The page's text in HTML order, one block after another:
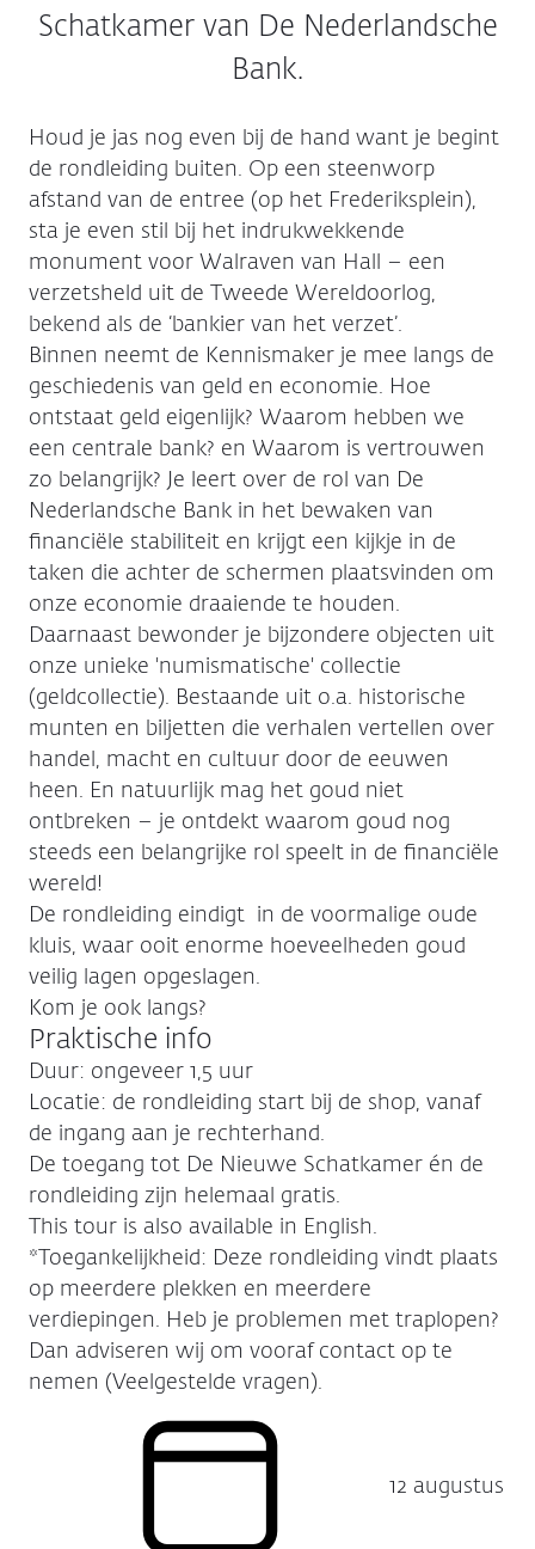
Schatkamer van De Nederlandsche
Bank.
Houd je jas nog even bij de hand want je begint
de rondleiding buiten. Op een steenworp
afstand van de entree (op het Frederiksplein),
sta je even stil bij het indrukwekkende
monument voor Walraven van Hall – een
verzetsheld uit de Tweede Wereldoorlog,
bekend als de ‘bankier van het verzet’.
Binnen neemt de Kennismaker je mee langs de
geschiedenis van geld en economie. Hoe
ontstaat geld eigenlijk? Waarom hebben we
een centrale bank? en Waarom is vertrouwen
zo belangrijk? Je leert over de rol van De
Nederlandsche Bank in het bewaken van
financiële stabiliteit en krijgt een kijkje in de
taken die achter de schermen plaatsvinden om
onze economie draaiende te houden.
Daarnaast bewonder je bijzondere objecten uit
onze unieke 'numismatische' collectie
(geldcollectie). Bestaande uit o.a. historische
munten en biljetten die verhalen vertellen over
handel, macht en cultuur door de eeuwen
heen. En natuurlijk mag het goud niet
ontbreken – je ontdekt waarom goud nog
steeds een belangrijke rol speelt in de financiële
wereld!
De rondleiding eindigt in de voormalige oude
kluis, waar ooit enorme hoeveelheden goud
veilig lagen opgeslagen.
Kom je ook langs?
Praktische info
Duur: ongeveer 1,5 uur
Locatie: de rondleiding start bij de shop, vanaf
de ingang aan je rechterhand.
De toegang tot De Nieuwe Schatkamer én de
rondleiding zijn helemaal gratis.
This tour is also available in English.
*Toegankelijkheid: Deze rondleiding vindt plaats
op meerdere plekken en meerdere
verdiepingen. Heb je problemen met traplopen?
Dan adviseren wij om vooraf contact op te
nemen (Veelgestelde vragen).
12 augustus